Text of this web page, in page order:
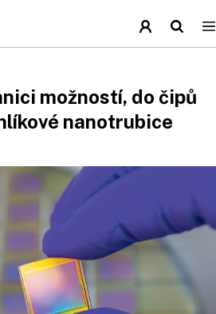
možností, do čipů
nanotrubice